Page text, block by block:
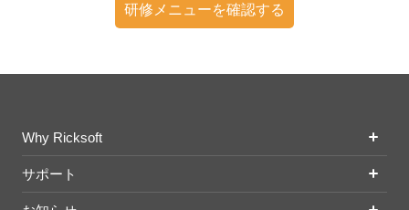
研修メニューを確認する
Why Ricksoft
サポート